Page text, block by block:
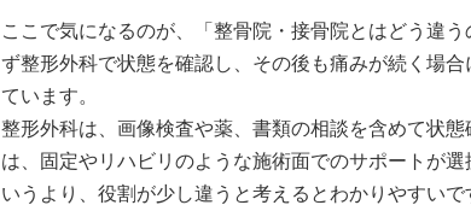
ここで気になるのが、「整骨院・接骨院とはどう違
ず整形外科で状態を確認し、その後も痛みが続く場
ています。
整形外科は、画像検査や薬、書類の相談を含めて状
は、固定やリハビリのような施術面でのサポートが
いうより、役割が少し違うと考えるとわかりやすい